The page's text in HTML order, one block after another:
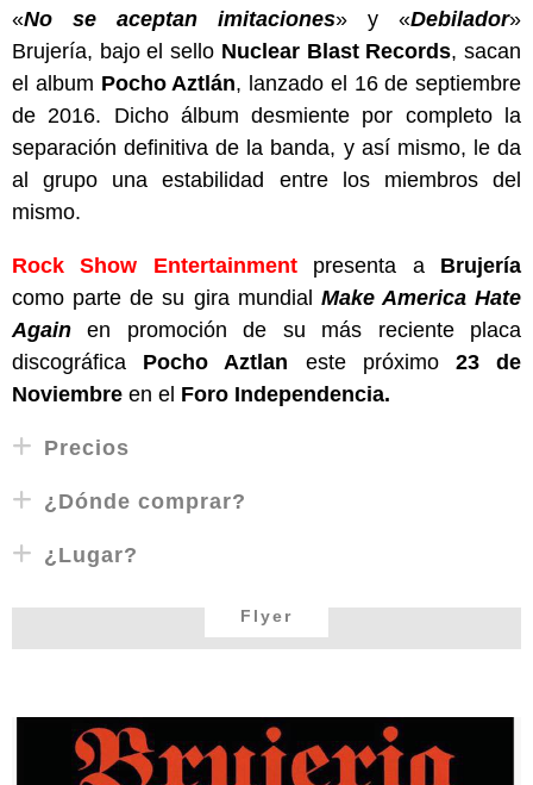
«No se aceptan imitaciones» y «Debilador»
Brujería, bajo el sello Nuclear Blast Records, sacan
el album Pocho Aztlán, lanzado el 16 de septiembre
de 2016. Dicho álbum desmiente por completo la
separación definitiva de la banda, y así mismo, le da
al grupo una estabilidad entre los miembros del
mismo.
Rock Show Entertainmentpresenta a Brujería
como parte de su gira mundial Make America Hate
Again en promoción de su más reciente placa
discográfica Pocho Aztlan este próximo23 de
Noviembre en el Foro Independencia.
Precios
¿Dónde comprar?
¿Lugar?
Flyer